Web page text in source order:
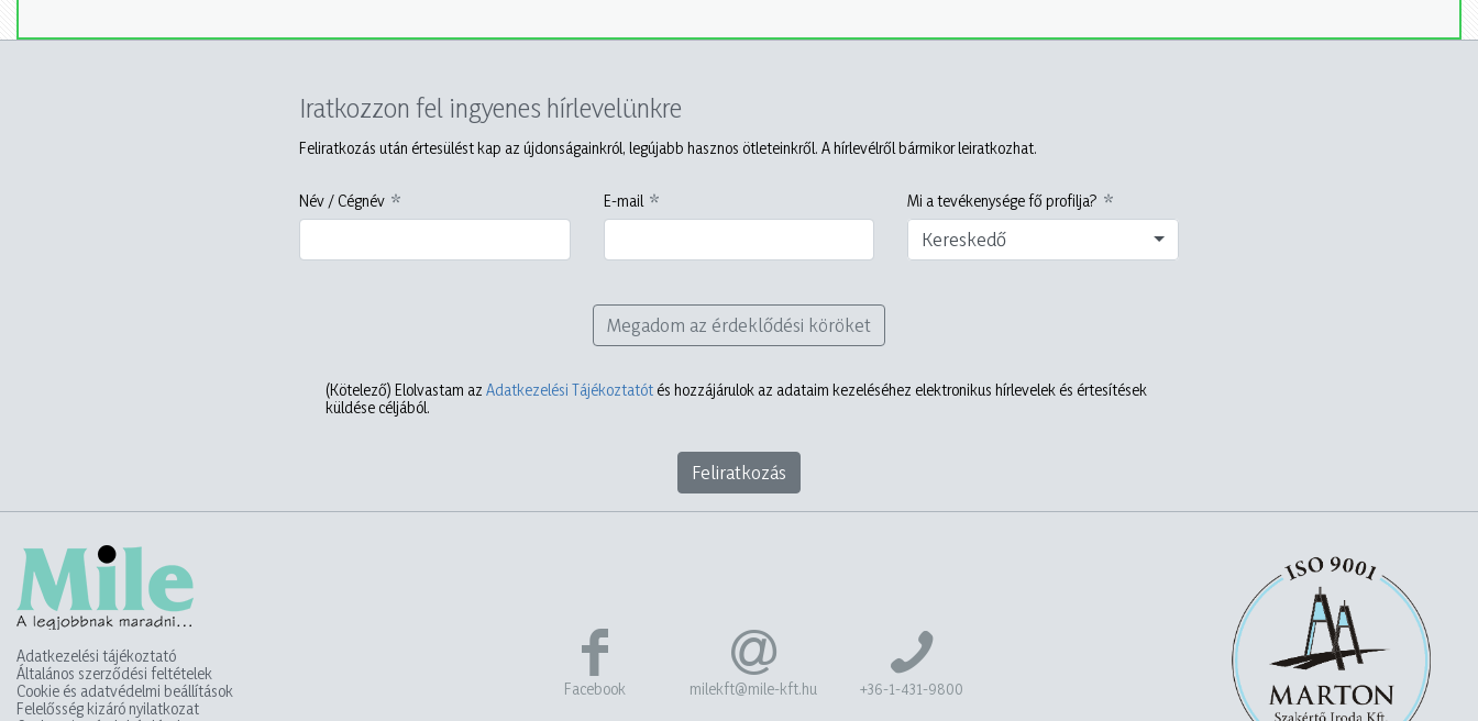
Iratkozzon fel ingyenes hírlevelünkre
Feliratkozás után értesülést kap az újdonságainkról, legújabb hasznos ötleteinkről. A hírlevélről bármikor leiratkozhat.
Név / Cégnév E-mail Mi a tevékenysége fő profilja?
Kereskedő
Megadom az érdeklődési köröket
(Kötelező) Elolvastam az Adatkezelési Tájékoztatót és hozzájárulok az adataim kezeléséhez elektronikus hírlevelek és értesítések
küldése céljából.
Feliratkozás
Adatkezelési tájékoztató
Általános szerződési feltételek
Cookie és adatvédelmi beállítások
Felelősség kizáró nyilatkozat
Facebook milekft@mile-kft.hu +36-1-431-9800